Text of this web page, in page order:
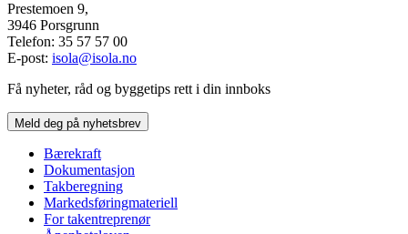
Prestemoen 9,
3946 Porsgrunn
Telefon: 35 57 57 00
E-post: isola@isola.no
Få nyheter, råd og byggetips rett i din innboks
Meld deg på nyhetsbrev
Bærekraft
Dokumentasjon
Takberegning
Markedsføringmateriell
For takentreprenør